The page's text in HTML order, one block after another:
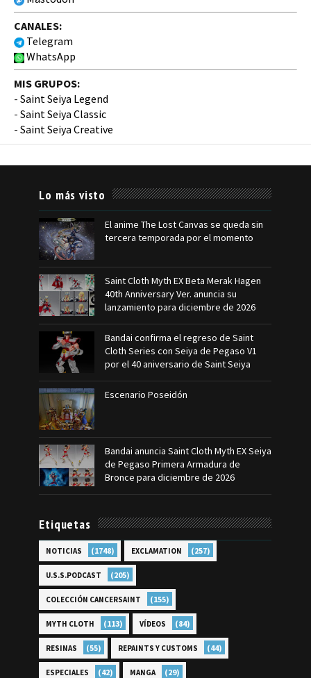
CANALES:
Telegram
WhatsApp
MIS GRUPOS:
- Saint Seiya Legend
- Saint Seiya Classic
- Saint Seiya Creative
Lo más visto
El anime The Lost Canvas se queda sin
tercera temporada por el momento
Saint Cloth Myth EX Beta Merak Hagen
40th Anniversary Ver. anuncia su
lanzamiento para diciembre de 2026
Bandai confirma el regreso de Saint
Cloth Series con Seiya de Pegaso V1
por el 40 aniversario de Saint Seiya
Escenario Poseidón
Bandai anuncia Saint Cloth Myth EX Seiya
de Pegaso Primera Armadura de
Bronce para diciembre de 2026
Etiquetas
NOTICIAS (1748) EXCLAMATION (257)
U.S.S.PODCAST (205)
COLECCIÓN CANCERSAINT (155)
MYTH CLOTH (113) VÍDEOS (84)
RESINAS (55) REPAINTS Y CUSTOMS (44)
ESPECIALES (42) MANGA (29)